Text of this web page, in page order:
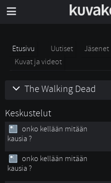
Etusivu Uutiset Jäsenet
Kuvat ja videot
The Walking Dead
Keskustelut
onko kellään mitään
kausia ?
onko kellään mitään
kausia ?